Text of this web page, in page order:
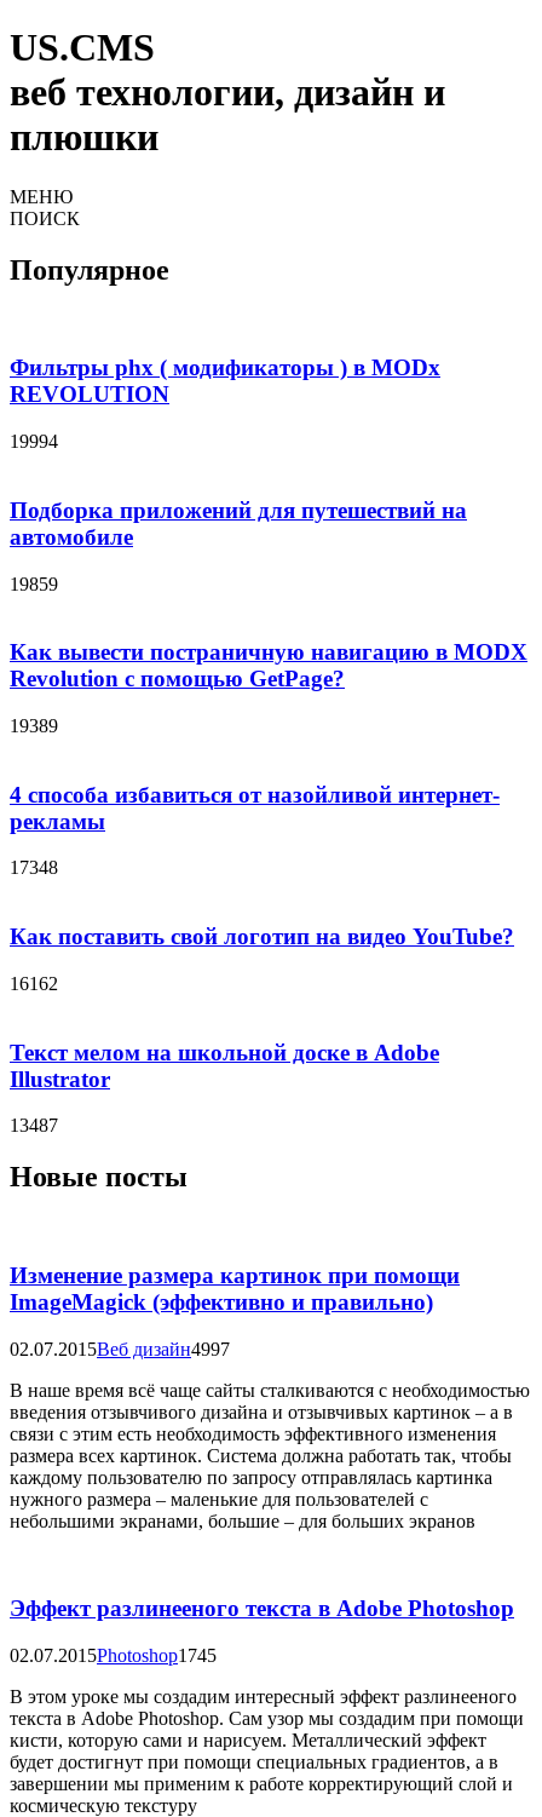
US.CMS
веб технологии, дизайн и
плюшки
МЕНЮ
ПОИСК
Популярное
Фильтры phx ( модификаторы ) в MODx
REVOLUTION
19994
Подборка приложений для путешествий на
автомобиле
19859
Как вывести постраничную навигацию в MODX
Revolution с помощью GetPage?
19389
4 способа избавиться от назойливой интернет-
рекламы
17348
Как поставить свой логотип на видео YouTube?
16162
Текст мелом на школьной доске в Adobe
Illustrator
13487
Новые посты
Изменение размера картинок при помощи
ImageMagick (эффективно и правильно)
02.07.2015Веб дизайн4997
В наше время всё чаще сайты сталкиваются с необходимостью
введения отзывчивого дизайна и отзывчивых картинок – а в
связи с этим есть необходимость эффективного изменения
размера всех картинок. Система должна работать так, чтобы
каждому пользователю по запросу отправлялась картинка
нужного размера – маленькие для пользователей с
небольшими экранами, большие – для больших экранов
Эффект разлинееного текста в Adobe Photoshop
02.07.2015Photoshop1745
В этом уроке мы создадим интересный эффект разлинееного
текста в Adobe Photoshop. Сам узор мы создадим при помощи
кисти, которую сами и нарисуем. Металлический эффект
будет достигнут при помощи специальных градиентов, а в
завершении мы применим к работе корректирующий слой и
космическую текстуру